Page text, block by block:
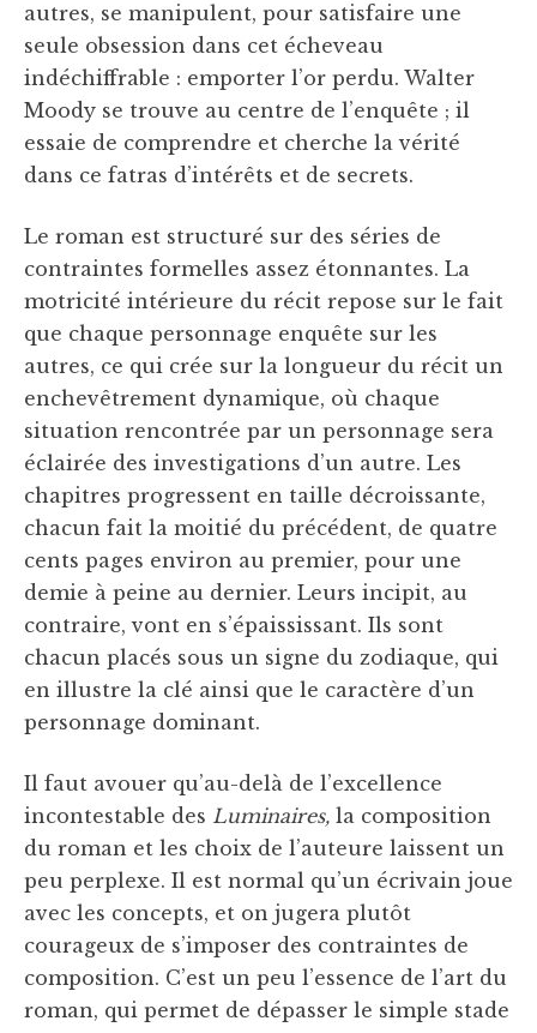
autres, se manipulent, pour satisfaire une
seule obsession dans cet écheveau
indéchiffrable : emporter l’or perdu. Walter
Moody se trouve au centre de l’enquête ; il
essaie de comprendre et cherche la vérité
dans ce fatras d’intérêts et de secrets.
Le roman est structuré sur des séries de
contraintes formelles assez étonnantes. La
motricité intérieure du récit repose sur le fait
que chaque personnage enquête sur les
autres, ce qui crée sur la longueur du récit un
enchevêtrement dynamique, où chaque
situation rencontrée par un personnage sera
éclairée des investigations d’un autre. Les
chapitres progressent en taille décroissante,
chacun fait la moitié du précédent, de quatre
cents pages environ au premier, pour une
demie à peine au dernier. Leurs incipit, au
contraire, vont en s’épaississant. Ils sont
chacun placés sous un signe du zodiaque, qui
en illustre la clé ainsi que le caractère d’un
personnage dominant.
Il faut avouer qu’au-delà de l’excellence
incontestable des Luminaires, la composition
du roman et les choix de l’auteure laissent un
peu perplexe. Il est normal qu’un écrivain joue
avec les concepts, et on jugera plutôt
courageux de s’imposer des contraintes de
composition. C’est un peu l’essence de l’art du
roman, qui permet de dépasser le simple stade